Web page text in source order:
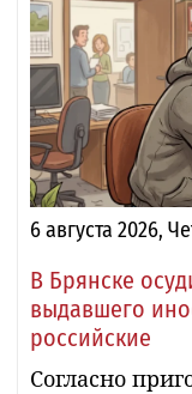
6 августа 2026,
В Брянске
выдавшего
российские
Согласно